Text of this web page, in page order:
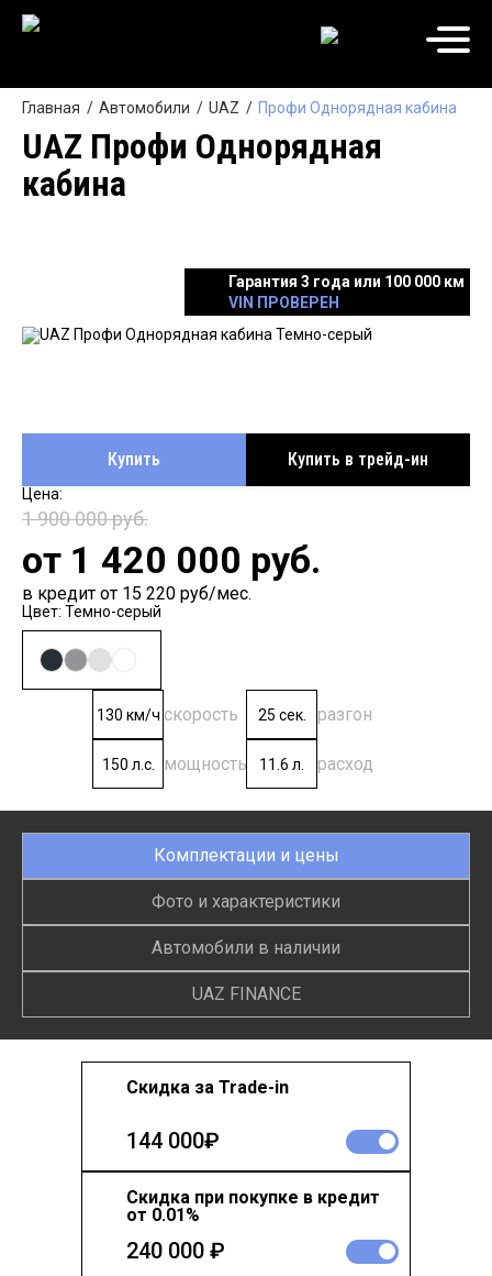
Главная Автомобили UAZ Профи Однорядная кабина
UAZ Профи Однорядная
кабина
Гарантия 3 года или 100 000 км
VIN ПРОВЕРЕН
130 км/ч скорость 25 сек. разгон
150 л.с. мощность 11.6 л. расход
Цвет: Темно-серый
от 1 420 000 руб.
1 900 000 руб.
в кредит от 15 220 руб/мес.
Купить Купить в трейд-ин
Комплектации и цены
Фото и характеристики
Автомобили в наличии
UAZ FINANCE
Скидка за Trade-in
144 000₽
Скидка при покупке в кредит
от 0.01%
240 000 ₽